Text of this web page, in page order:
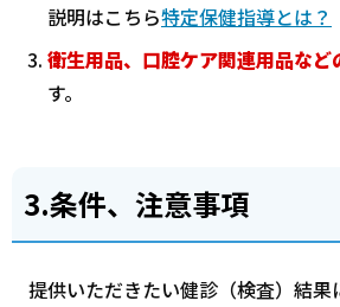
説明はこちら特定保健指導とは？
衛生用品、口腔ケア関連用品など
す。
3.条件、注意事項
提供いただきたい健診（検査）結果